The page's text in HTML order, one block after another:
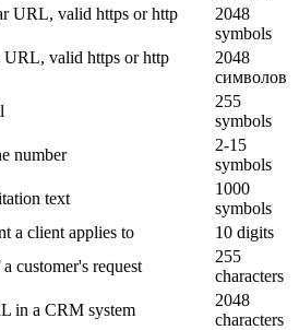
URL, valid https or http
2048
symbols
URL, valid https or http
2048
символов
255
symbols
number
2-15
symbols
text
1000
symbols
a client applies to
10 digits
customer's request
255
characters
in a CRM system
2048
characters